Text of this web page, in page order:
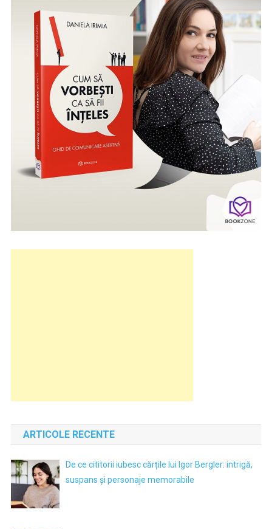
ARTICOLE RECENTE
De ce cititorii iubesc cărțile lui Igor Bergler: intrigă,
suspans și personaje memorabile